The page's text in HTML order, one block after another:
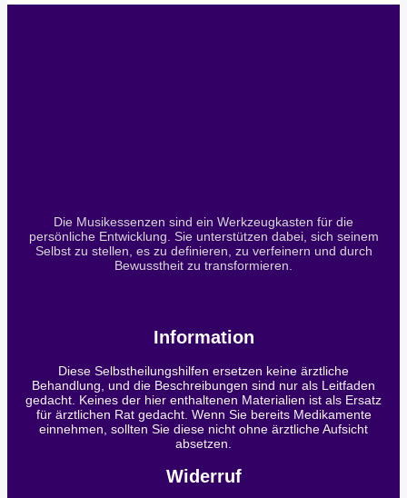
Die Musikessenzen sind ein Werkzeugkasten für die
persönliche Entwicklung. Sie unterstützen dabei, sich seinem
Selbst zu stellen, es zu definieren, zu verfeinern und durch
Bewusstheit zu transformieren.
Information
Diese Selbstheilungshilfen ersetzen keine ärztliche
Behandlung, und die Beschreibungen sind nur als Leitfaden
gedacht. Keines der hier enthaltenen Materialien ist als Ersatz
für ärztlichen Rat gedacht. Wenn Sie bereits Medikamente
einnehmen, sollten Sie diese nicht ohne ärztliche Aufsicht
absetzen.
Widerruf